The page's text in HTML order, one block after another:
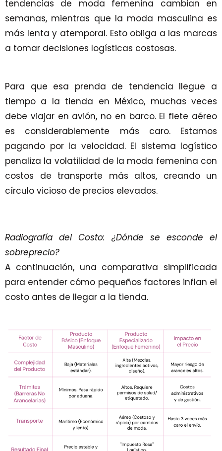
tendencias de moda femenina cambian en
semanas, mientras que la moda masculina es
más lenta y atemporal. Esto obliga a las marcas
a tomar decisiones logísticas costosas.
Para que esa prenda de tendencia llegue a
tiempo a la tienda en México, muchas veces
debe viajar en avión, no en barco. El flete aéreo
es considerablemente más caro. Estamos
pagando por la velocidad. El sistema logístico
penaliza la volatilidad de la moda femenina con
costos de transporte más altos, creando un
círculo vicioso de precios elevados.
Radiografía del Costo: ¿Dónde se esconde el
sobreprecio?
A continuación, una comparativa simplificada
para entender cómo pequeños factores inflan el
costo antes de llegar a la tienda.